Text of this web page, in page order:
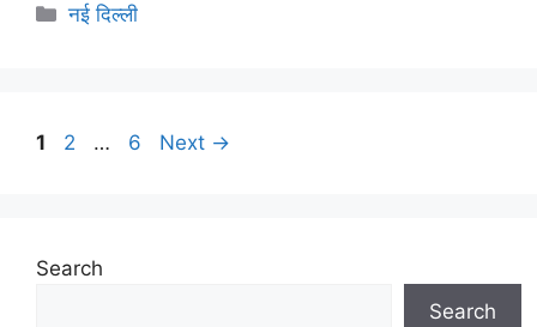
नई दिल्ली
1 2 … 6 Next →
Search
Search